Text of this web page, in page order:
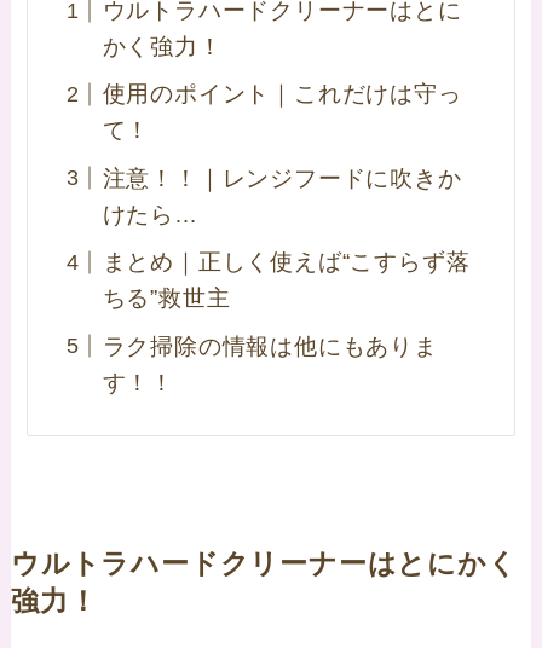
ウルトラハードクリーナーはとに
かく強力！
使用のポイント｜これだけは守っ
て！
注意！！｜レンジフードに吹きか
けたら…
まとめ｜正しく使えば“こすらず落
ちる”救世主
ラク掃除の情報は他にもありま
す！！
ウルトラハードクリーナーはとにかく
強力！